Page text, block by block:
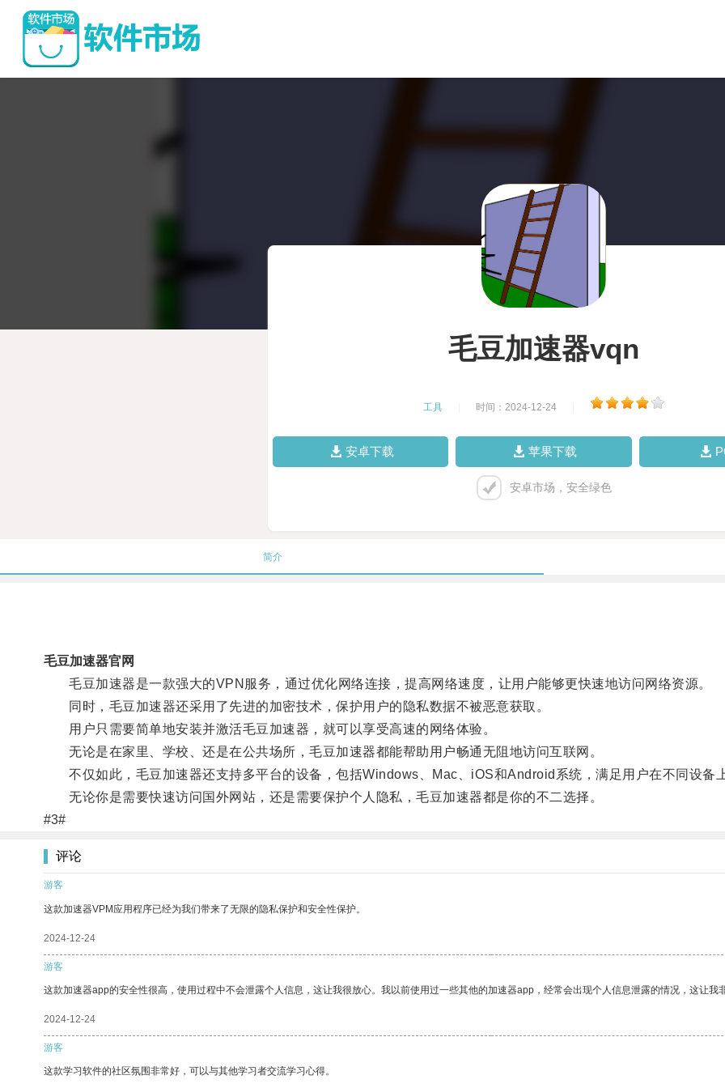
毛豆加速器vqn
工具 时间：2024-12-24
安卓下载 苹果下载
安卓市场，安全绿色
简介
毛豆加速器官网
毛豆加速器是一款强大的VPN服务，通过优化网络连接，提高网络速度，让用户能够更快速地访问网络资源。
同时，毛豆加速器还采用了先进的加密技术，保护用户的隐私数据不被恶意获取。
用户只需要简单地安装并激活毛豆加速器，就可以享受高速的网络体验。
无论是在家里、学校、还是在公共场所，毛豆加速器都能帮助用户畅通无阻地访问互联网。
不仅如此，毛豆加速器还支持多平台的设备，包括Windows、Mac、iOS和Android系统，满足用户在不同设备上
无论你是需要快速访问国外网站，还是需要保护个人隐私，毛豆加速器都是你的不二选择。
#3#
评论
游客
这款加速器VPM应用程序已经为我们带来了无限的隐私保护和安全性保护。
2024-12-24
游客
这款加速器app的安全性很高，使用过程中不会泄露个人信息，这让我很放心。我以前使用过一些其他的加速器app，经常会出现个人信息泄露的情况，这让我
2024-12-24
游客
这款学习软件的社区氛围非常好，可以与其他学习者交流学习心得。